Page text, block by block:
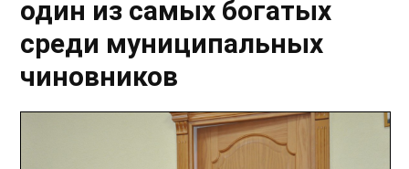
один из самых богатых
среди муниципальных
чиновников